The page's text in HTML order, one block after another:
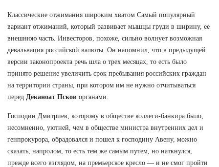
Классические отжимания широким хватом Самый популярный
вариант отжиманий, который развивает мышцы груди в ширину, ее
внешнюю часть. Инвесторов, похоже, сильно волнует возможная
девальвация российской валюты. Он напомнил, что в предыдущей
версии законопроекта речь шла о трех месяцах, то есть было
принято решение увеличить срок пребывания российских граждан
на территории страны, при котором им не нужно отчитываться
перед Деканоат Псков органами.
Господин Дмитриев, которому в обществе коллеги-банкира было,
несомненно, уютней, чем в обществе министра внутренних дел и
генпрокурора, обрадовался и пошел к господину Авену, можно
сказать, напролом, то есть тем же самым путем, но наткнулся,
прежде всего взглядом, на премьерское кресло — и не смог пройти